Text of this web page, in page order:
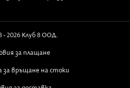
- 2026 Клуб 8 ООД.
за плащане
за връщане на стоки